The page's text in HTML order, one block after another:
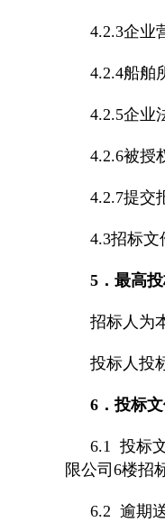
4.2.3企业
4.2.4船舶
4.2.5企业
4.2.6被授
4.2.7提交
4.3招标文
5．最高
招标人为
投标人投
6．投标
6.1 投标
限公司6楼招
6.2 逾期